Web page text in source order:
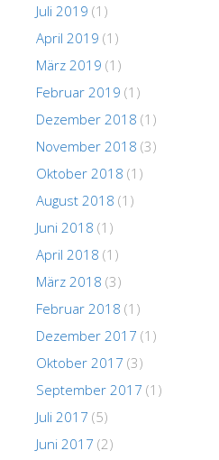
Juli 2019 (1)
April 2019 (1)
März 2019 (1)
Februar 2019 (1)
Dezember 2018 (1)
November 2018 (3)
Oktober 2018 (1)
August 2018 (1)
Juni 2018 (1)
April 2018 (1)
März 2018 (3)
Februar 2018 (1)
Dezember 2017 (1)
Oktober 2017 (3)
September 2017 (1)
Juli 2017 (5)
Juni 2017 (2)